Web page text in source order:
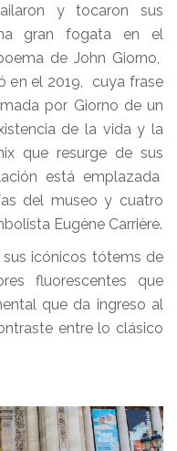
y tocaron sus
gran fogata en el
de John Giorno,
en el 2019, cuya frase
por Giorno de un
de la vida y la
que resurge de sus
está emplazada
del museo y cuatro
Eugène Carrière.
icónicos tótems de
fluorescentes que
que da ingreso al
entre lo clásico